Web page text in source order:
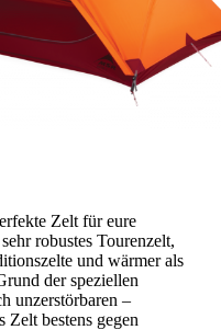
Zelt für eure
robustes Tourenzelt,
und wärmer als
der speziellen
unzerstörbaren –
bestens gegen